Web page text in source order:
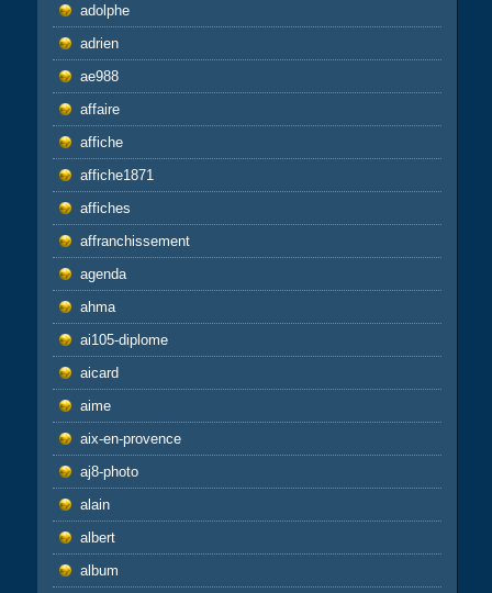
adolphe
adrien
ae988
affaire
affiche
affiche1871
affiches
affranchissement
agenda
ahma
ai105-diplome
aicard
aime
aix-en-provence
aj8-photo
alain
albert
album